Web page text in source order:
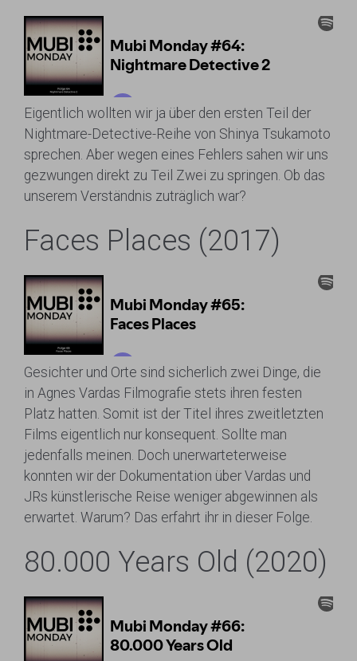
Eigentlich wollten wir ja über den ersten Teil der
Nightmare-Detective-Reihe von Shinya Tsukamoto
sprechen. Aber wegen eines Fehlers sahen wir uns
gezwungen direkt zu Teil Zwei zu springen. Ob das
unserem Verständnis zuträglich war?
Faces Places (2017)
Gesichter und Orte sind sicherlich zwei Dinge, die
in Agnes Vardas Filmografie stets ihren festen
Platz hatten. Somit ist der Titel ihres zweitletzten
Films eigentlich nur konsequent. Sollte man
jedenfalls meinen. Doch unerwarteterweise
konnten wir der Dokumentation über Vardas und
JRs künstlerische Reise weniger abgewinnen als
erwartet. Warum? Das erfahrt ihr in dieser Folge.
80.000 Years Old (2020)